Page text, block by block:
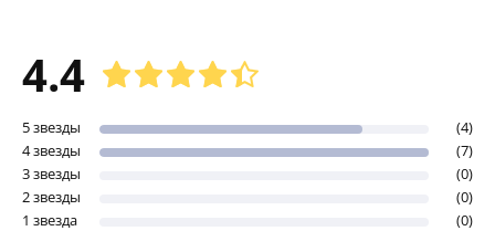
4.4
5 звезды
(4)
4 звезды
(7)
3 звезды
(0)
2 звезды
(0)
1 звезда
(0)